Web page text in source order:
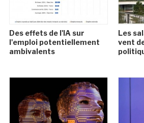
Des effets de l'IA sur
l'emploi potentiellement
ambivalents
Les
vent